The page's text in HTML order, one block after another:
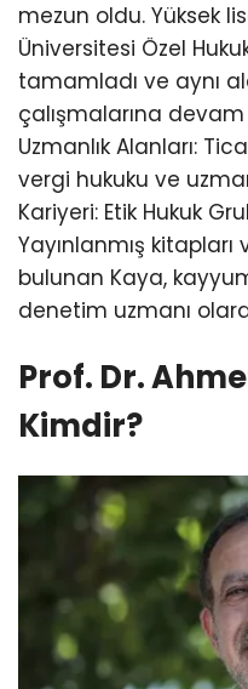
mezun oldu. Yüksek
Üniversitesi Özel
tamamladı ve aynı
çalışmalarına
Uzmanlık Alanları:
vergi hukuku ve
Kariyeri: Etik Hukuk
Yayınlanmış
bulunan Kaya,
denetim uzmanı
Prof. Dr.
Kimdir?